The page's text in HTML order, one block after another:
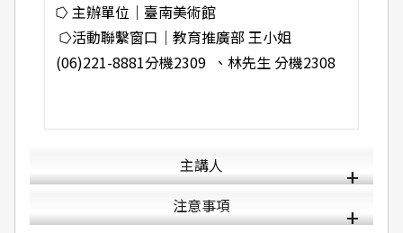
⭔ 主辦單位｜臺南美術館
⭔活動聯繫窗口｜教育推廣部 王小姐
(06)221-8881分機2309 、林先生 分機2308
主講人
注意事項